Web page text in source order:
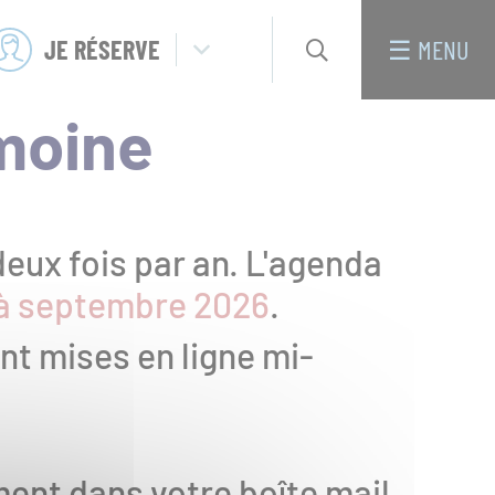
JE RÉSERVE ☰ MENU
× FERMER
sommes nous ?
fois par an. L'agenda
septembre 2026.
mises en ligne mi-